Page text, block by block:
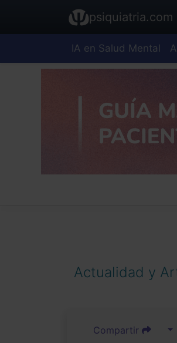
psiquiatria.com
IA en Salud Mental
Actualidad y
Compartir